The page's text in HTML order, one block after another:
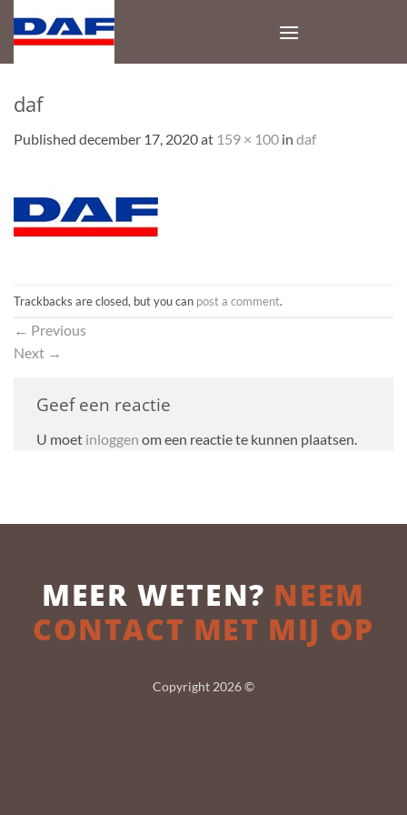
daf
Published december 17, 2020at 159 × 100 in daf
Trackbacks are closed, but you can post a comment.
← Previous
Next →
Geef een reactie
U moet inloggen om een reactie te kunnen plaatsen.
MEER WETEN? NEEM
CONTACT MET MIJ OP
Copyright 2026 ©